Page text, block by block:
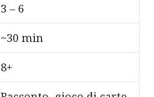
3 – 6
~30 min
8+